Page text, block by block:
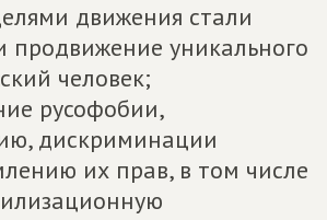
движения стали
продвижение уникального
человек;
русофобии,
дискриминации
их прав, в том числе